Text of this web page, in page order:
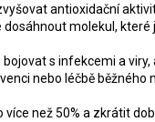
antioxidační
molekul, které
s infekcemi a
nebo léčbě běžného
než 50% a zkrátit